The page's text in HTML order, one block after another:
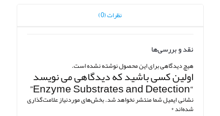
نظرات (0)
نقد و بررسی‌ها
هیچ دیدگاهی برای این محصول نوشته نشده است.
اولین کسی باشید که دیدگاهی می نویسد
“Enzyme Substrates and Detection”
نشانی ایمیل شما منتشر نخواهد شد.بخش‌های موردنیاز علامت‌گذاری
شده‌اند*